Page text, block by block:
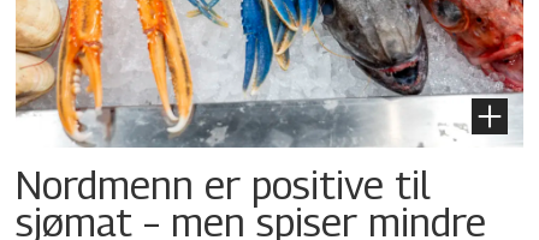
Nordmenn er positive til
sjømat – men spiser mindre